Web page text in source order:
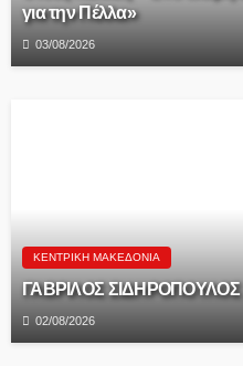
για την Πέλλα»
03/08/2026
ΚΕΝΤΡΙΚΉ ΜΑΚΕΔΟΝΊΑ
ΓΑΒΡΙΛΟΣ ΣΙΔΗΡΟΠΟΥΛΟΣ
02/08/2026